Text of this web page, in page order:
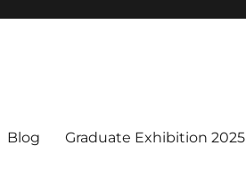
Blog Graduate Exhibition 2025